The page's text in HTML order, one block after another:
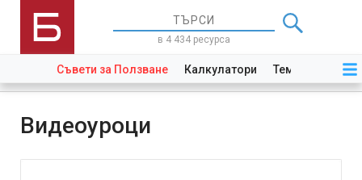
в 4 434 ресурса
Съвети за Ползване Калкулатори Теми Закони
Видеоуроци